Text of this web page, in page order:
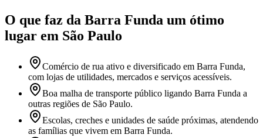
O que faz da Barra Funda um ótimo
lugar em São Paulo
Comércio de rua ativo e diversificado em Barra Funda,
com lojas de utilidades, mercados e serviços acessíveis.
Boa malha de transporte público ligando Barra Funda a
outras regiões de São Paulo.
Escolas, creches e unidades de saúde próximas, atendendo
as famílias que vivem em Barra Funda.